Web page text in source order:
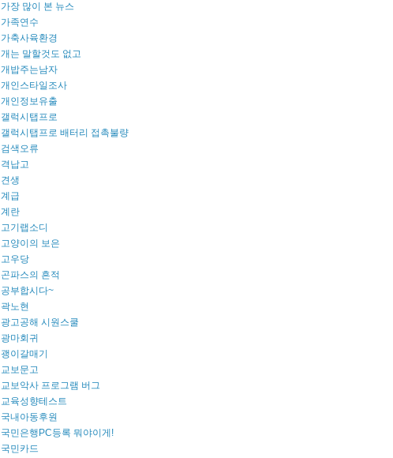
가장 많이 본 뉴스
가족연수
가축사육환경
개는 말할것도 없고
개밥주는남자
개인스타일조사
개인정보유출
갤럭시탭프로
갤럭시탭프로 배터리 접촉불량
검색오류
격납고
견생
계급
계란
고기랩소디
고양이의 보은
고우당
곤파스의 흔적
공부합시다~
곽노현
광고공해 시원스쿨
광마회귀
괭이갈매기
교보문고
교보악사 프로그램 버그
교육성향테스트
국내아동후원
국민은행PC등록 뭐야이게!
국민카드